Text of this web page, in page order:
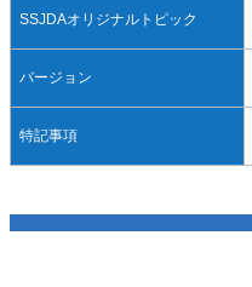
SSJDAオリジナルトピック
バージョン
特記事項